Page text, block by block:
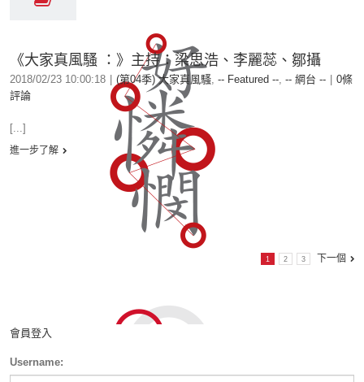
《大家真風騷 ：》主持：梁思浩、李麗蕊、鄒攝
2018/02/23 10:00:18 (第04季) 大家真風騷, -- Featured --, -- 網台 --
0條
評論
[...]
進一步了解
1 2 3 下一個
會員登入
Username: